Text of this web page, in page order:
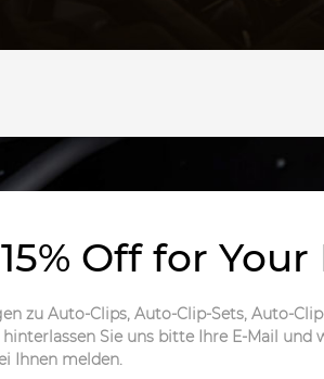
Off for
zu Auto-Clips, Auto-Clip-Sets, Auto-
hinterlassen Sie uns bitte Ihre E-Mail und
Ihnen melden.